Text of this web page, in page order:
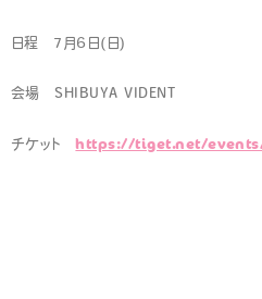
日程 7月6日(日)
会場 SHIBUYA VIDENT
チケット https://tiget.net/